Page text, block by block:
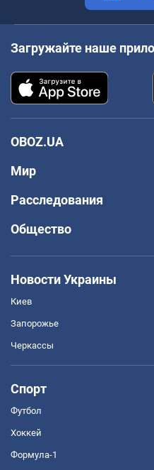
Загружайте наше
OBOZ.UA
Мир
Расследования
Общество
Новости Украины
Киев
Запорожье
Черкассы
Спорт
Футбол
Хоккей
Формула-1